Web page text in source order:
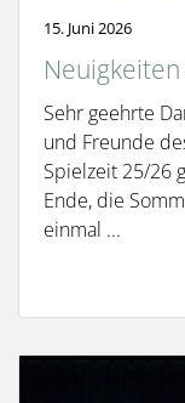
15. Juni 2026
Sehr geehrte
und Freunde
Spielzeit 25/26
Ende, die
einmal ...